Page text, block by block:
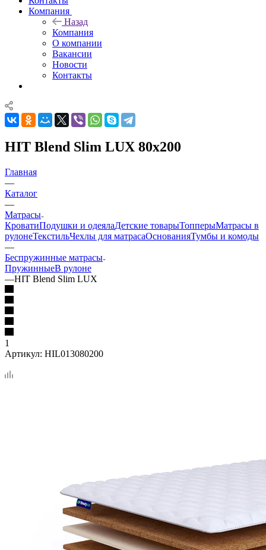
Компания
Назад
Компания
О компании
Вакансии
Новости
Контакты
HIT Blend Slim LUX 80x200
Главная
—
Каталог
—
Матрасы
КроватиПодушки и одеялаДетские товарыТопперыМатрасы в
рулонеТекстильЧехлы для матрасаОснованияТумбы и комоды
—
Беспружинные матрасы
ПружинныеВ рулоне
—HIT Blend Slim LUX
1
Артикул: HIL013080200